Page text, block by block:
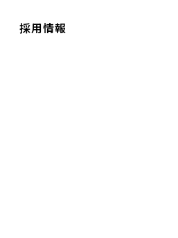
採用情報